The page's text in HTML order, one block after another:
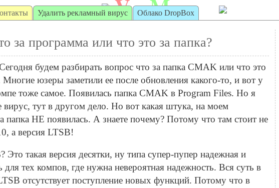
irt achine
Удалить рекламный вирус Облако DropBox
за программа или что это за папка?
будем разбирать вопрос что за папка CMAK или что это
Многие юзеры заметили ее после обновления какого-то, и вот у
тоже самое. Появилась папка CMAK в Program Files. Но я
вирус, тут в другом дело. Но вот какая штука, на моем
папка НЕ появилась. А знаете почему? Потому что там стоит не
а версия LTSB!
Это такая версия десятки, ну типа супер-пупер надежная и
для тех компов, где нужна невероятная надежность. Вся суть в
отсутствует поступление новых функций. Потому что в